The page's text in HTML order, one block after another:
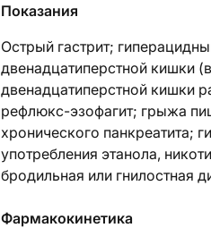
Показания
Острый гастрит;
двенадцатиперстной кишки
двенадцатиперстной кишки
рефлюкс-эзофагит; грыжа
хронического панкреатита;
употребления этанола,
бродильная или гнилостная
Фармакокинетика